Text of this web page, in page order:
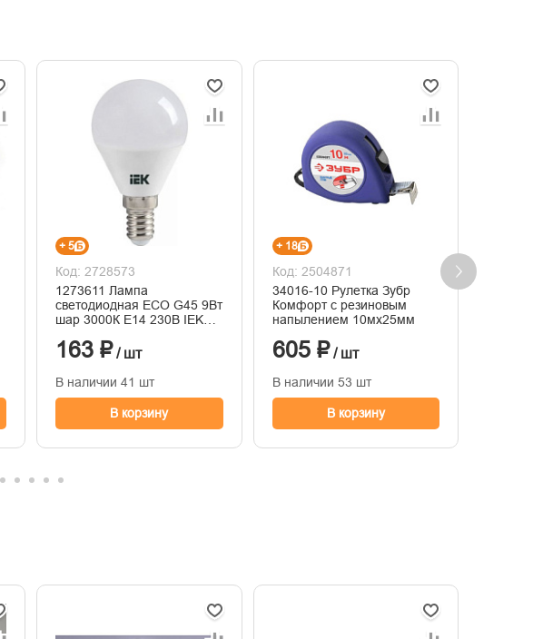
+ 5
Код: 2728573
1273611 Лампа
светодиодная ECO G45 9Вт
шар 3000К E14 230В IEK
163 ₽ / шт
В наличии 41 шт
В корзину
+ 18
Код: 2504871
34016-10 Рулетка Зубр
Комфорт с резиновым
напылением 10мх25мм
605 ₽/ шт
В наличии 53 шт
В корзину